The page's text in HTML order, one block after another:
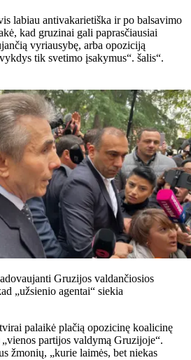
labiau antivakarietiška ir po balsavimo
kad gruzinai gali paprasčiausiai
vyriausybę, arba opoziciją
tik svetimo įsakymus“. šalis“.
Gruzijos valdančiosios
„užsienio agentai“ siekia
palaikė plačią opozicinę koalicinę
partijos valdymą Gruzijoje“.
žmonių, „kurie laimės, bet niekas